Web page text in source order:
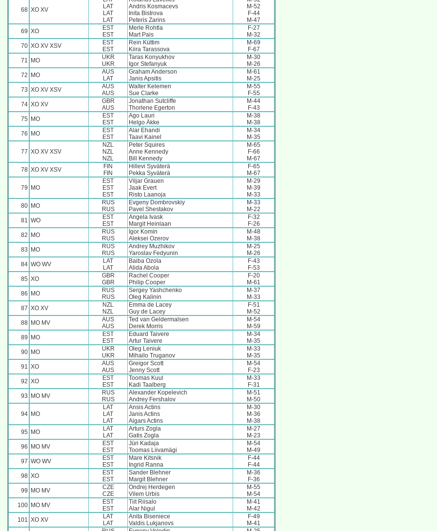
68 XO XV
LAT
Andris Kosmacevs
M-52
LAT
Inita Bistrova
F-44
LAT
Peteris Zarins
M-47
69 XO EST Merle Rohtla
F-27
EST
Mart Pais
M-32
70 XO XV XSV EST Rein Küttim
M-69
EST
Kiira Tarassova
F-67
71
MO UKR Taras Konyukhov
M-30
UKR
Igor Stefanyuk
M-26
72
MO AUS Graham Anderson
M-61
LAT
Janis Apsitis
M-25
73 XO XV XSV AUS Walter Kelemen
M-55
AUS
Sue Clarke
F-55
74 XO XV GBR Jonathan Sutcliffe
M-44
AUS
Thorlene Egerton
F-43
75
MO EST Ago Lauri
M-38
EST
Helgo Äkke
M-38
76
MO EST Alar Ehandi
M-34
EST
Taavi Kainel M-35
77 XO XV XSV
NZL Peter Squires
M-65
NZL
Anne Kennedy
F-66
NZL
Bill Kennedy
M-67
78 XO XV XSV FIN Hillevi Syväterä
F-65
FIN
Pekka Syväterä M-67
79 MO
EST Viljar Grauen
M-29
EST
Jaak Evert
M-39
EST
Risto Laanoja
M-33
80 MO RUS Evgeny Dombrovskiy
M-33
RUS
Pavel Shestakov
M-22
81 WO EST Angela Ivask
F-32
EST
Margit Heinlaan
F-26
82
MO RUS Igor Komin
M-48
RUS
Aleksei Ozerov
M-38
83
MO RUS Andrey Muzhikov
M-25
RUS
Yaroslav Fedyunin
M-26
84 WO WV LAT Baiba Ozola
F-43
LAT
Alida Abola
F-53
85 XO GBR Rachel Cooper
F-20
GBR
Philip Cooper
M-61
86
MO RUS Sergey Yashchenko
M-37
RUS
Oleg Kalinin
M-33
87 XO XV NZL Emma de Lacey
F-51
NZL
Guy de Lacey
M-52
88 MO MV AUS Ted van Geldermalsen
M-54
AUS
Derek Morris
M-59
89
MO EST Eduard Taivere
M-34
EST
Artur Taivere
M-35
90 MO UKR Oleg Leniuk
M-33
UKR
Mihailo Truganov
M-35
91 XO AUS Greigor Scott
M-54
AUS
Jenny Scott
F-23
92 XO EST Toomas Kuul
M-33
EST
Kadi Taalberg
F-31
93
MO MV RUS Alexander Kopelevich
M-51
RUS
Andrey Fershalov M-50
94 MO
LAT Ansis Actins
M-30
LAT
Janis Actins
M-36
LAT
Aigars Actins
M-38
95
MO LAT Arturs Zogla
M-27
LAT
Gatis Zogla
M-23
96
MO MV EST Jüri Kadaja
M-54
EST
Toomas Liivamägi
M-49
97 WO WV EST Mare Kitsnik
F-44
EST
Ingrid Ranna
F-44
98 XO EST Sander Blehner
M-36
EST
Margit Blehner
F-36
99
MO MV CZE Ondrej Herdegen
M-55
CZE
Vilem Urbis
M-54
100 MO MV EST Tiit Riisalo
M-41
EST
Alar Nigul
M-42
101 XO XV LAT Anita Biseniece
F-49
LAT
Valdis Lukjanovs
M-41